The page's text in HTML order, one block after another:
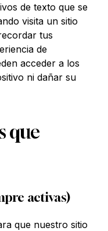
de texto que se
visita un sitio
tus
de
acceder a los
ni dañar su
que
activas)
que nuestro sitio